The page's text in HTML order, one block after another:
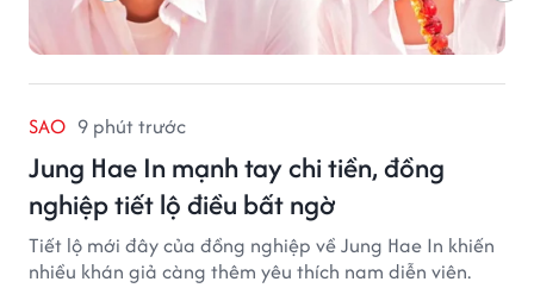
SAO 9 phút trước
Jung Hae In mạnh tay chi tiền, đồng
nghiệp tiết lộ điều bất ngờ
Tiết lộ mới đây của đồng nghiệp về Jung Hae In khiến
nhiều khán giả càng thêm yêu thích nam diễn viên.